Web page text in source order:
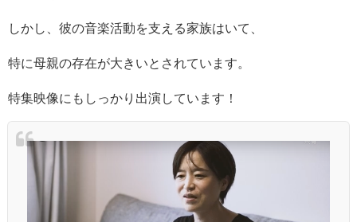
しかし、彼の音楽活動を支える家族はいて、
特に母親の存在が大きいとされています。
特集映像にもしっかり出演しています！